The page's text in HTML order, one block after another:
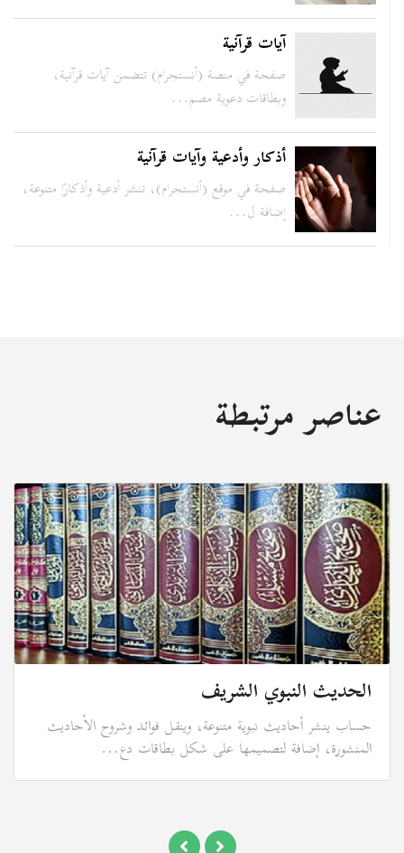
آيات قرآنية
صفحة في منصة (أنستجرام) تتضمن آيات قرآنية،
وبطاقات دعوية مصم...
أذكار وأدعية وآيات قرآنية
صفحة في موقع (أنستجرام)، تنشر أدعية وأذكارًا متنوعة،
إضافة ل...
عناصر مرتبطة
الحديث النبوي الشريف
حساب ينشر أحاديث نبوية متنوعة، وينقل فوائد وشروح الأحاديث
المنشورة، إضافة لتصميمها على شكل بطاقات دع...